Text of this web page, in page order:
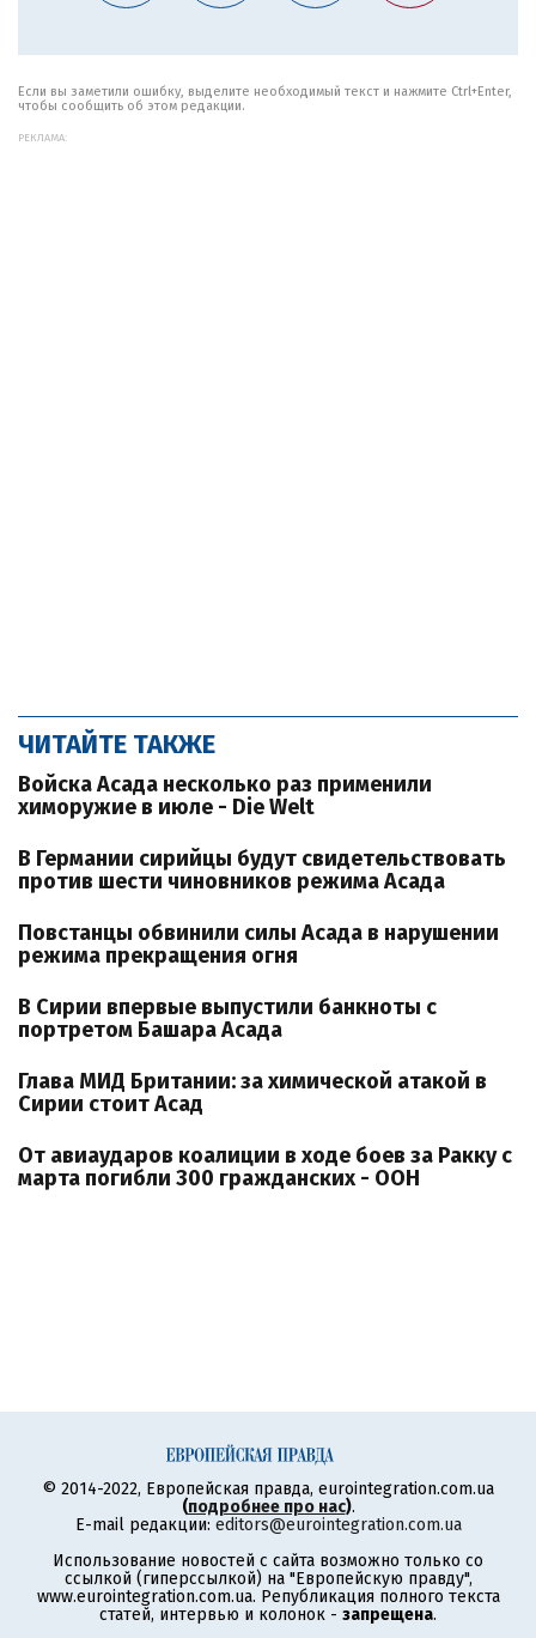
Если вы заметили ошибку, выделите необходимый текст и нажмите Ctrl+Enter,
чтобы сообщить об этом редакции.
РЕКЛАМА:
ЧИТАЙТЕ ТАКЖЕ
Войска Асада несколько раз применили
химоружие в июле - Die Welt
В Германии сирийцы будут свидетельствовать
против шести чиновников режима Асада
Повстанцы обвинили силы Асада в нарушении
режима прекращения огня
В Сирии впервые выпустили банкноты с
портретом Башара Асада
Глава МИД Британии: за химической атакой в ​​
Сирии стоит Асад
От авиаударов коалиции в ходе боев за Ракку с
марта погибли 300 гражданских - ООН
© 2014-2022, Европейская правда, eurointegration.com.ua
(подробнее про нас).
E-mail редакции: editors@eurointegration.com.ua
Использование новостей с сайта возможно только со
ссылкой (гиперссылкой) на "Европейскую правду",
www.eurointegration.com.ua. Републикация полного текста
статей, интервью и колонок - запрещена.